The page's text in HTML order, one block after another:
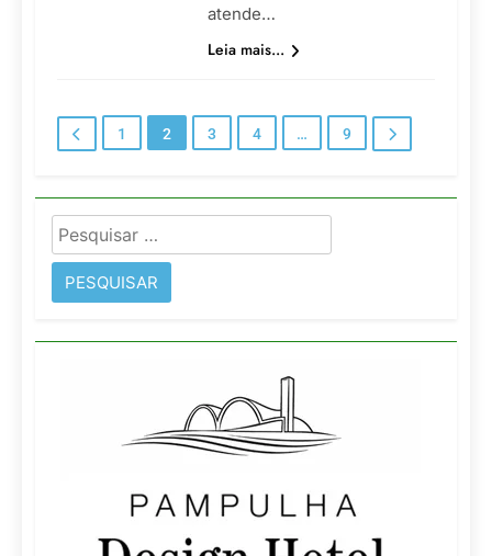
atende…
Leia mais...
1 2 3 4 … 9
Pesquisar
por: